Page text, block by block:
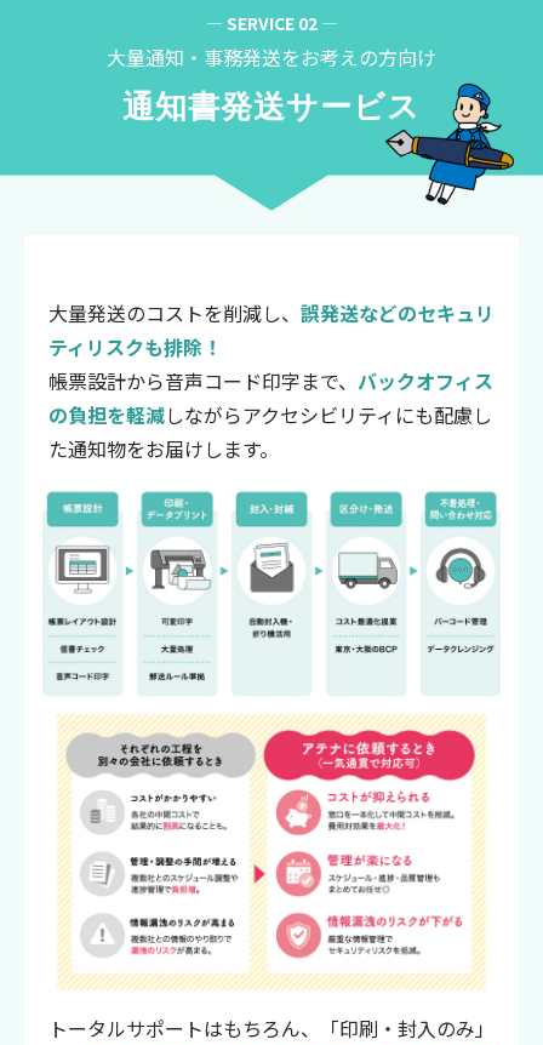
― SERVICE 02 ―
大量通知・事務発送をお考えの方向け
通知書発送サービス
大量発送のコストを削減し、 誤発送などのセキュリ
ティリスクも排除！
帳票設計から音声コード印字まで、 バックオフィス
の負担を軽減しながらアクセシビリティにも配慮し
た通知物をお届けします。
トータルサポートはもちろん、「印刷・封入のみ」